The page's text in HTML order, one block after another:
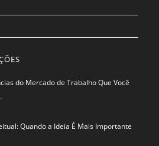
do Mercado de Trabalho Que Você
Quando a Ideia É Mais Importante